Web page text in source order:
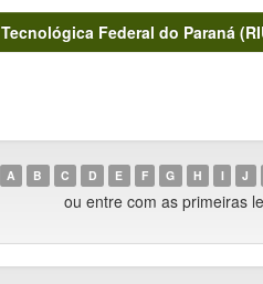
Federal do Paraná
A B C D E F G H I J
ou entre com as primeiras